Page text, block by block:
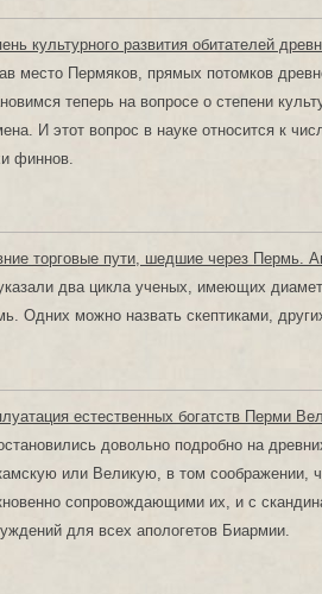
культурного развития обитателей
место Пермяков, прямых потомков
теперь на вопросе о степени
И этот вопрос в науке относится к
финнов.
торговые пути, шедшие через Пермь.
два цикла ученых, имеющих
Одних можно назвать скептиками,
естественных богатств Перми
довольно подробно на
или Великую, в том соображении,
сопровождающими их, и с
для всех апологетов Биармии.